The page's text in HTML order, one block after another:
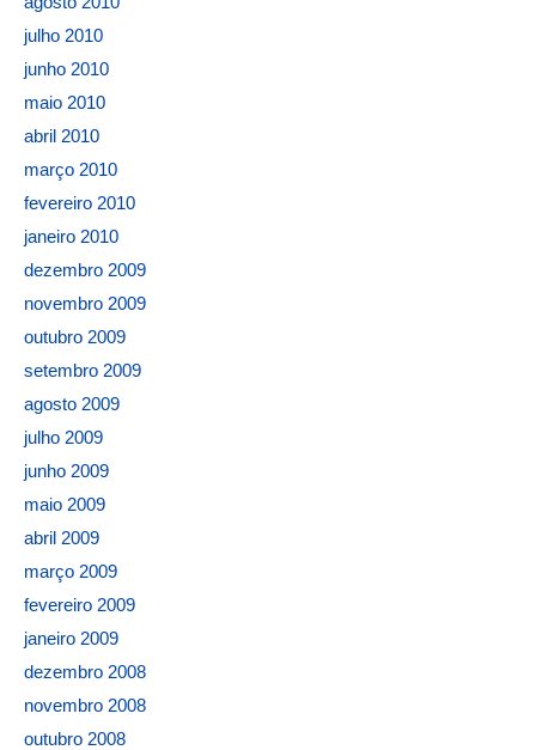
julho 2010
junho 2010
maio 2010
abril 2010
março 2010
fevereiro 2010
janeiro 2010
dezembro 2009
novembro 2009
outubro 2009
setembro 2009
agosto 2009
julho 2009
junho 2009
maio 2009
abril 2009
março 2009
fevereiro 2009
janeiro 2009
dezembro 2008
novembro 2008
outubro 2008